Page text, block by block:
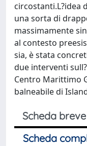
circostanti.L?idea
una sorta di
massimamente
al contesto
sia, è stata
due interventi
Centro Marittimo
balneabile di
Scheda breve
Scheda